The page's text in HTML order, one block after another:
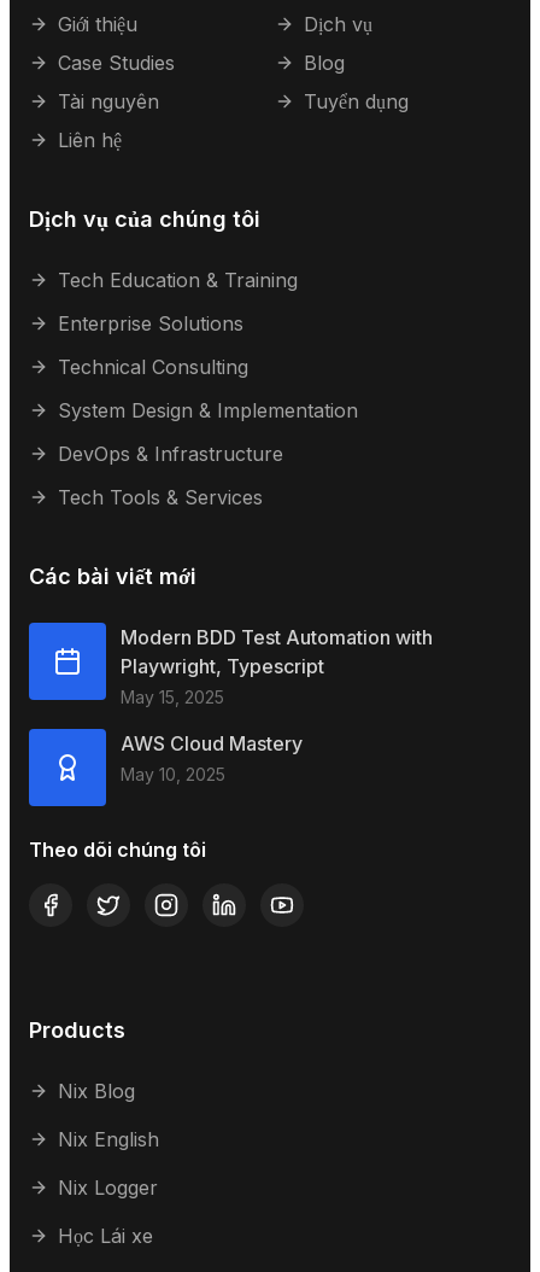
Giới thiệu
Dịch vụ
Case Studies
Blog
Tài nguyên
Tuyển dụng
Liên hệ
Dịch vụ của chúng tôi
Tech Education & Training
Enterprise Solutions
Technical Consulting
System Design & Implementation
DevOps & Infrastructure
Tech Tools & Services
Các bài viết mới
Modern BDD Test Automation with
Playwright, Typescript
May 15, 2025
AWS Cloud Mastery
May 10, 2025
Theo dõi chúng tôi
Products
Nix Blog
Nix English
Nix Logger
Học Lái xe